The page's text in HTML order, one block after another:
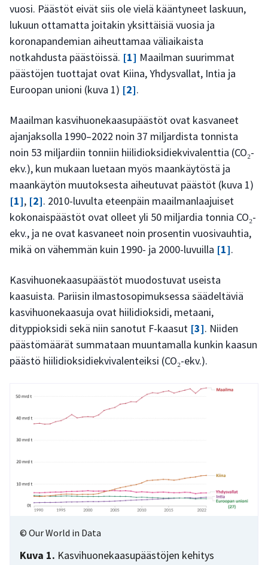
vuosi. Päästöt eivät siis ole vielä kääntyneet laskuun,
lukuun ottamatta joitakin yksittäisiä vuosia ja
koronapandemian aiheuttamaa väliaikaista
notkahdusta päästöissä. [1] Maailman suurimmat
päästöjen tuottajat ovat Kiina, Yhdysvallat, Intia ja
Euroopan unioni (kuva 1) [2].
Maailman kasvihuonekaasupäästöt ovat kasvaneet
ajanjaksolla 1990–2022 noin 37 miljardista tonnista
noin 53 miljardiin tonniin hiilidioksidiekvivalenttia (CO₂-
ekv.), kun mukaan luetaan myös maankäytöstä ja
maankäytön muutoksesta aiheutuvat päästöt (kuva 1)
[1], [2]. 2010-luvulta eteenpäin maailmanlaajuiset
kokonaispäästöt ovat olleet yli 50 miljardia tonnia CO₂-
ekv., ja ne ovat kasvaneet noin prosentin vuosivauhtia,
mikä on vähemmän kuin 1990- ja 2000-luvuilla [1].
Kasvihuonekaasupäästöt muodostuvat useista
kaasuista. Pariisin ilmastosopimuksessa säädeltäviä
kasvihuonekaasuja ovat hiilidioksidi, metaani,
dityppioksidi sekä niin sanotut F-kaasut [3]. Niiden
päästömäärät summataan muuntamalla kunkin kaasun
päästö hiilidioksidiekvivalenteiksi (CO₂-ekv.).
Kuva 1. Kasvihuonekaasupäästöjen kehitys
© Our World in Data